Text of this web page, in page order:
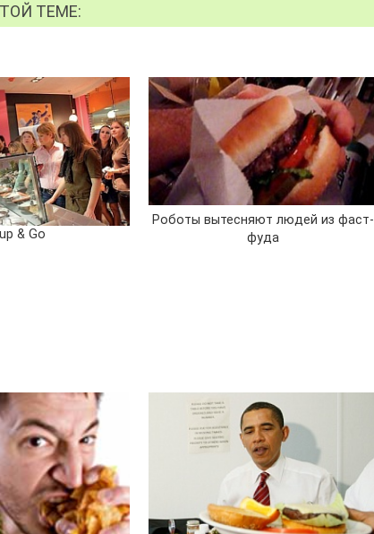
ТЕМЕ:
& Go
Роботы вытесняют людей из фаст-
фуда